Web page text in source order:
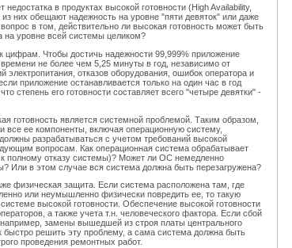
недостатка в продуктах высокой готовности (High Availability,
из них обещают надежность на уровне "пяти девяток" или даже
в том, действительно ли высокая готовность может быть
на уровне всей системы целиком?
цифрам. Чтобы достичь надежности 99,999% приложение
не более чем 5,25 минуты в год, независимо от
электропитания, отказов оборудования, ошибок оператора и
приложение останавливается только на один час в год
степень его готовности составляет всего "четыре девятки" -
готовность является системной проблемой. Таким образом,
все ее компоненты, включая операционную систему,
разрабатываться с учетом требований высокой
вопросам. Как операционная система обрабатывает
полному отказу системы)? Может ли ОС немедленно
Или в этом случае вся система должна быть перезагружена?
физическая защита. Если система расположена там, где
или неумышленно физически повредить ее, то такую
высокой готовности. Обеспечение высокой готовности
а также учета т.н. человеческого фактора. Если сбой
замены вышедшей из строя платы центрального
быстро решить эту проблему, а сама система должна быть
проведения ремонтных работ.